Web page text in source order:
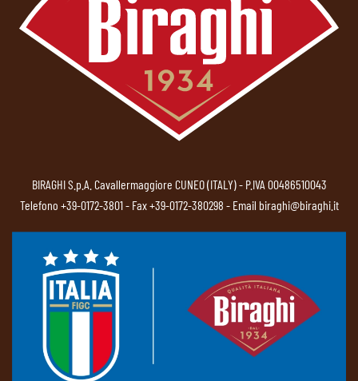
BIRAGHI S.p.A. Cavallermaggiore CUNEO (ITALY) - P.IVA 00486510043
Telefono +39-0172-3801- Fax +39-0172-380298 - Email biraghi@biraghi.it